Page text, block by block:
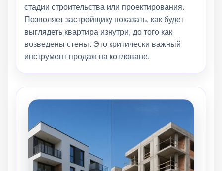
стадии строительства или проектирования.
Позволяет застройщику показать, как будет
выглядеть квартира изнутри, до того как
возведены стены. Это критически важный
инструмент продаж на котловане.